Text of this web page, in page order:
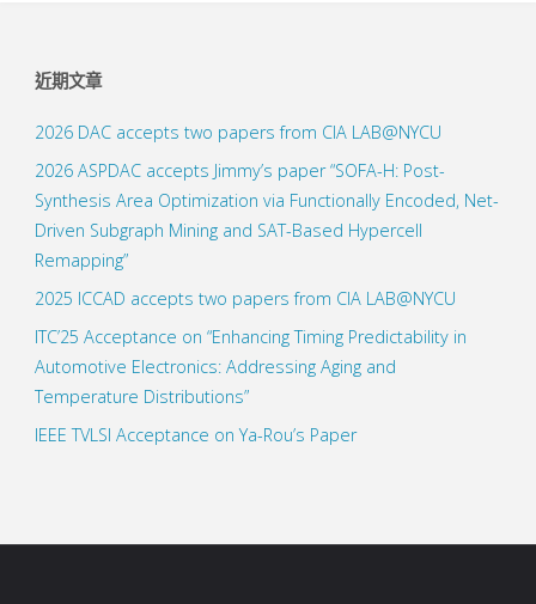
近期文章
2026 DAC accepts two papers from CIA LAB@NYCU
2026 ASPDAC accepts Jimmy’s paper “SOFA-H: Post-
Synthesis Area Optimization via Functionally Encoded, Net-
Driven Subgraph Mining and SAT-Based Hypercell
Remapping”
2025 ICCAD accepts two papers from CIA LAB@NYCU
ITC’25 Acceptance on “Enhancing Timing Predictability in
Automotive Electronics: Addressing Aging and
Temperature Distributions”
IEEE TVLSI Acceptance on Ya-Rou’s Paper